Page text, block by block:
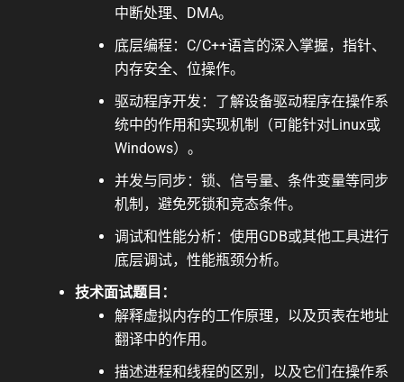
中断处理、DMA。
底层编程：C/C++语言的深入掌握，指针、
内存安全、位操作。
驱动程序开发：了解设备驱动程序在操作系
统中的作用和实现机制（可能针对Linux或
Windows）。
并发与同步：锁、信号量、条件变量等同步
机制，避免死锁和竞态条件。
调试和性能分析：使用GDB或其他工具进行
底层调试，性能瓶颈分析。
技术面试题目：
解释虚拟内存的工作原理，以及页表在地址
翻译中的作用。
描述进程和线程的区别，以及它们在操作系